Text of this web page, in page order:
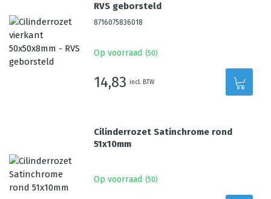
RVS geborsteld
8716075836018
Op voorraad (50)
14,83 incl. BTW
Cilinderrozet Satinchrome rond
51x10mm
Op voorraad (50)